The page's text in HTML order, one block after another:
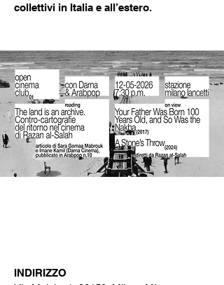
collettivi in Italia e all’estero.
INDIRIZZO